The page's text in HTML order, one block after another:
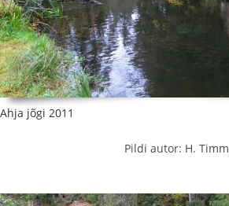
Ahja jõgi 2011
Pildi autor: H. Timm